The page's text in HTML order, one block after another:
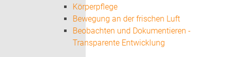
Körperpflege
Bewegung an der frischen Luft
Beobachten und Dokumentieren -
Transparente Entwicklung